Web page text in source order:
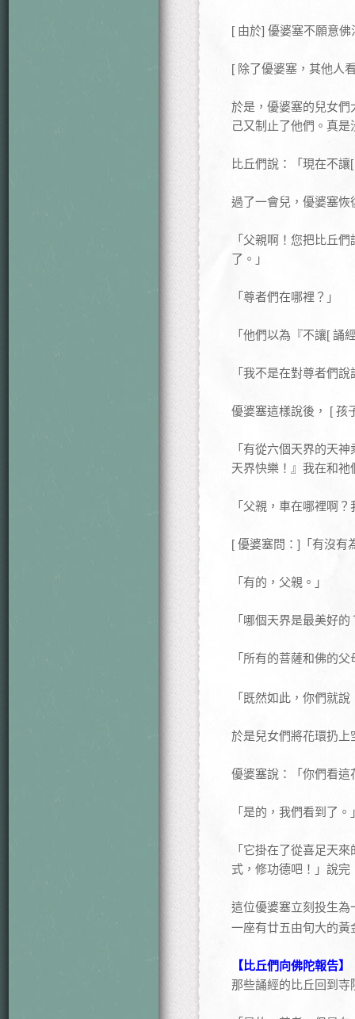
[ 由於] 優婆塞不願意
[ 除了優婆塞，其他人
於是，優婆塞的兒女
己又制止了他們。真
比丘們說：「現在不
過了一會兒，優婆塞
「父親啊！您把比丘
了。」
「尊者們在哪裡？」
「他們以為『不讓[ 誦
「我不是在對尊者們說
優婆塞這樣說後， [ 孩
「有從六個天界的天
天界快樂！』我在和祂
「父親，車在哪裡啊
[ 優婆塞問：]「有沒有
「有的，父親。」
「哪個天界是最美好的
「所有的菩薩和佛的
「既然如此，你們就
於是兒女們將花環扔上
優婆塞說：「你們看這
「是的，我們看到了。
「它掛在了從喜足天
式，修功德吧！」說
這位優婆塞立刻投生
一座有廿五由旬大的黃
【比丘們向佛陀報告】
那些誦經的比丘回到